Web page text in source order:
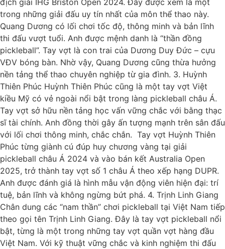
trong những giải đấu uy tín nhất của môn thể thao này.
Quang Dương có lối chơi tốc độ, thông minh và bản lĩnh
thi đấu vượt tuổi. Anh được mệnh danh là “thần đồng
pickleball”. Tay vợt là con trai của Dương Duy Đức – cựu
VĐV bóng bàn. Nhờ vậy, Quang Dương cũng thừa hưởng
nền tảng thể thao chuyên nghiệp từ gia đình. 3. Huỳnh
Thiên Phúc Huỳnh Thiên Phúc cũng là một tay vợt Việt
kiều Mỹ có vẻ ngoài nổi bật trong làng pickleball châu Á.
Tay vợt sở hữu nền tảng học vấn vững chắc với bằng thạc
sĩ tài chính. Anh đồng thời gây ấn tượng mạnh trên sân đấu
với lối chơi thông minh, chắc chắn. Tay vợt Huỳnh Thiên
Phúc từng giành cú đúp huy chương vàng tại giải
pickleball châu Á 2024 và vào bán kết Australia Open
2025, trở thành tay vợt số 1 châu Á theo xếp hạng DUPR.
Anh được đánh giá là hình mẫu vận động viên hiện đại: trí
tuệ, bản lĩnh và không ngừng bứt phá. 4. Trịnh Linh Giang
Chân dung các “nam thần” chơi pickleball tại Việt Nam tiếp
theo gọi tên Trịnh Linh Giang. Đây là tay vợt pickleball nổi
bật, từng là một trong những tay vợt quần vợt hàng đầu
Việt Nam. Với kỹ thuật vững chắc và kinh nghiệm thi đấu